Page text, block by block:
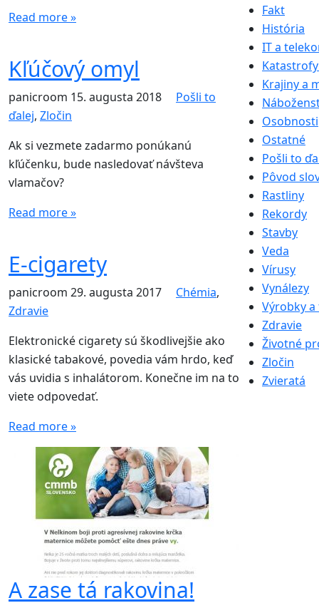
Read more »
Kľúčový omyl
panicroom 15. augusta 2018
Pošli to
ďalej, Zločin
Ak si vezmete zadarmo ponúkanú
kľúčenku, bude nasledovať návšteva
vlamačov?
Read more »
E-cigarety
panicroom 29. augusta 2017 Chémia,
Zdravie
Elektronické cigarety sú škodlivejšie ako
klasické tabakové, povedia vám hrdo, keď
vás uvidia s inhalátorom. Konečne im na to
viete odpovedať.
Read more »
A zase tá rakovina!
Fakt
História
IT a
Krajiny a
Osobnosti
Ostatné
Pošli to
Pôvod
Rastliny
Rekordy
Stavby
Veda
Vírusy
Vynálezy
Výrobky
Zdravie
Životné
Zločin
Zvieratá